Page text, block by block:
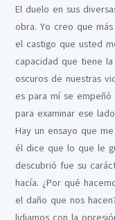
El duelo en sus
obra. Yo creo que
el castigo que usted
capacidad que tiene
oscuros de nuestras
es para mí se
para examinar ese
Hay un ensayo que
él dice que lo que le
descubrió fue su
hacía. ¿Por qué
el daño que nos
lidiamos con la